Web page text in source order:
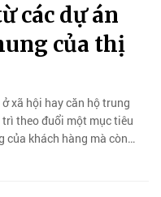
các dự án
của thị
xã hội hay căn hộ trung
trì theo đuổi một mục tiêu
của khách hàng mà còn